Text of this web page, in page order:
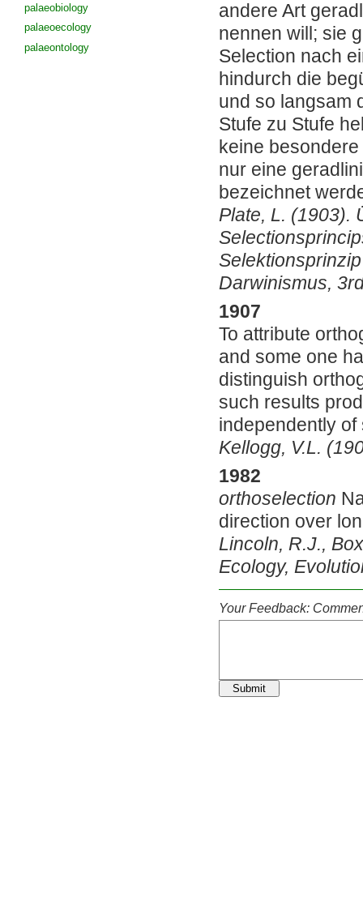
palaeobiology
palaeoecology
palaeontology
andere Art
nennen will; sie
Selection nach
hindurch die
und so langsam
Stufe zu Stufe
keine
nur eine
bezeichnet
Plate, L. (1903).
Darwinismus,
1907
To attribute
and some one
distinguish
such results
independently of
Kellogg, V.L.
1982
orthoselection
direction over
Lincoln, R.J.,
Ecology,
Your Feedback:
Submit